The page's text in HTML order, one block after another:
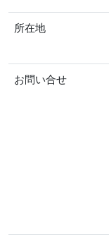
所在地
お問い合せ